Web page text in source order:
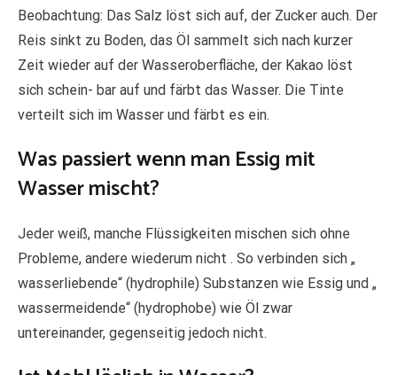
Beobachtung: Das Salz löst sich auf, der Zucker auch. Der
Reis sinkt zu Boden, das Öl sammelt sich nach kurzer
Zeit wieder auf der Wasseroberfläche, der Kakao löst
sich schein- bar auf und färbt das Wasser. Die Tinte
verteilt sich im Wasser und färbt es ein.
Was passiert wenn man Essig mit
Wasser mischt?
Jeder weiß, manche Flüssigkeiten mischen sich ohne
Probleme, andere wiederum nicht . So verbinden sich „
wasserliebende“ (hydrophile) Substanzen wie Essig und „
wassermeidende“ (hydrophobe) wie Öl zwar
untereinander, gegenseitig jedoch nicht.